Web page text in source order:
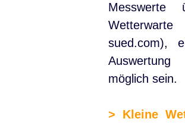
sued.com),
möglich sein.
> Kleine